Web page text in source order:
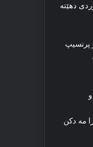
دهێتە
پرنسیپ
مە دكن